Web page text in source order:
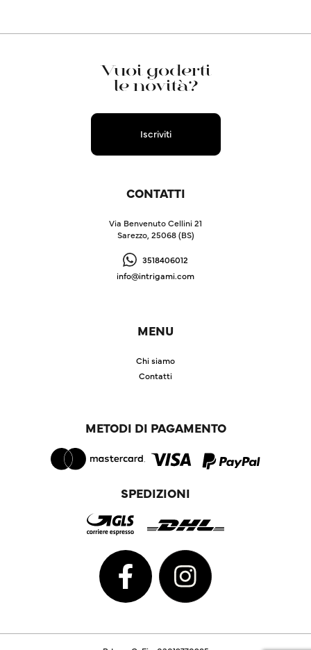
Vuoi goderti
le novità?
Iscriviti
CONTATTI
Via Benvenuto Cellini 21
Sarezzo, 25068 (BS)
3518406012
info@intrigami.com
MENU
Chi siamo
Contatti
METODI DI PAGAMENTO
SPEDIZIONI